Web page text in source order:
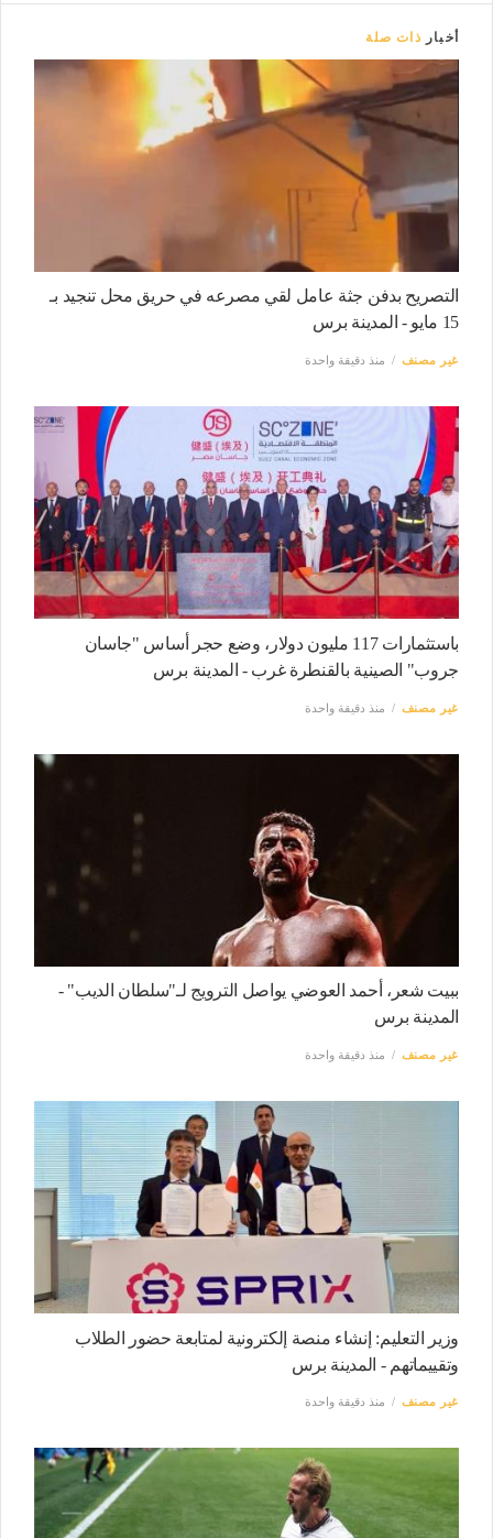
أخبار ذات صلة
التصريح بدفن جثة عامل لقي مصرعه في حريق محل تنجيد بـ
15 مايو - المدينة برس
غير مصنف منذ دقيقة واحدة
باستثمارات 117 مليون دولار، وضع حجر أساس "جاسان
جروب" الصينية بالقنطرة غرب - المدينة برس
غير مصنف منذ دقيقة واحدة
ببيت شعر، أحمد العوضي يواصل الترويج لـ"سلطان الديب" -
المدينة برس
غير مصنف منذ دقيقة واحدة
وزير التعليم: إنشاء منصة إلكترونية لمتابعة حضور الطلاب
وتقييماتهم - المدينة برس
غير مصنف منذ دقيقة واحدة